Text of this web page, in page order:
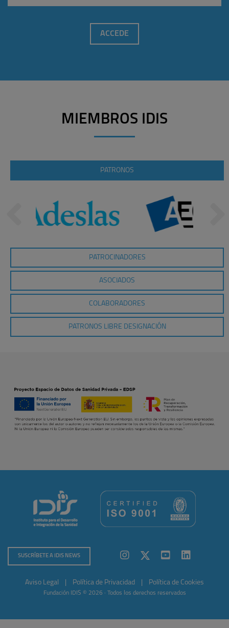
ACCEDE
MIEMBROS IDIS
PATRONOS
PATROCINADORES
ASOCIADOS
COLABORADORES
PATRONOS LIBRE DESIGNACIÓN
SUSCRÍBETE A IDIS NEWS
Aviso Legal Política de Privacidad Política de Cookies
Fundación IDIS © 2026 · Todos los derechos reservados